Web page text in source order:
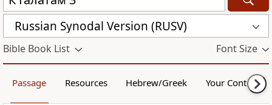
Russian Synodal Version (RUSV)
Bible Book List Font Size
Passage Resources Hebrew/Greek Your Content